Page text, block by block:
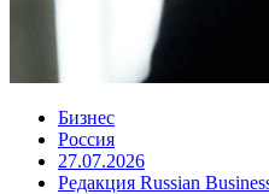
Бизнес
Россия
27.07.2026
Редакция Russian